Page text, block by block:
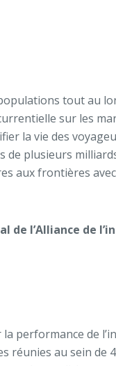
tout au
sur les
la vie des
plusieurs
aux frontières
de l’Alliance de
performance de
réunies au sein de